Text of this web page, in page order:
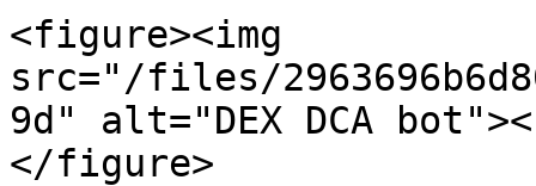
<figure><img
src="/files/
9d" alt="DEX DCA
</figure>